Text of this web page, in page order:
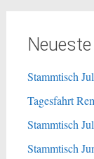
Stammtisch
Tagesfahrt
Stammtisch
Stammtisch